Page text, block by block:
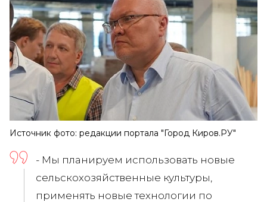
Источник фото: редакции портала "Город Киров.РУ"
- Мы планируем использовать новые
сельскохозяйственные культуры,
применять новые технологии по